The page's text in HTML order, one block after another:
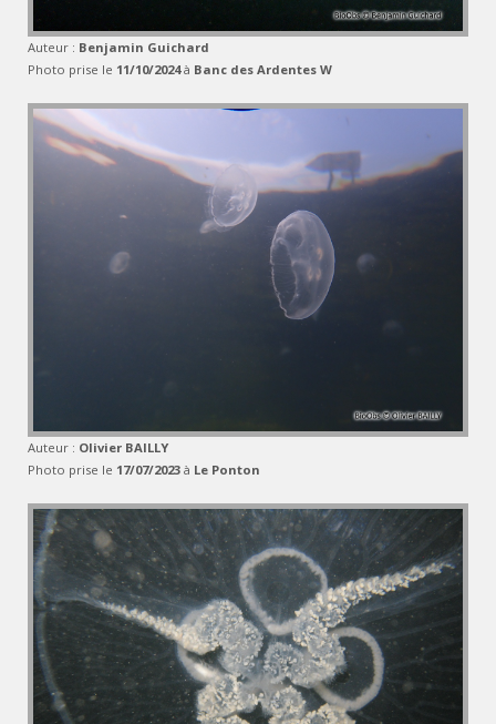
Auteur : Benjamin Guichard
Photo prise le 11/10/2024à Banc des Ardentes W
Auteur : Olivier BAILLY
Photo prise le 17/07/2023 à Le Ponton